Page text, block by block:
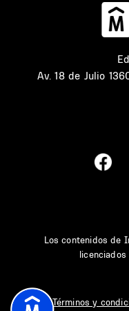
Av. 18 de Julio
Los contenidos de
Términos y